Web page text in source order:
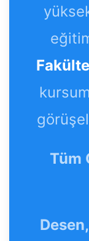
Tüm
Desen,